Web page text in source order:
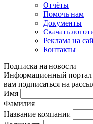
Отчёты
Помочь нам
Документы
Скачать
Реклама на
Контакты
Подписка на новости
Информационный портал
вам подписаться на
Имя
Фамилия
Название компании